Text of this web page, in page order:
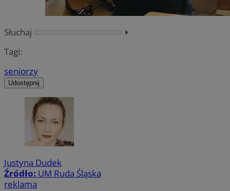
Słuchaj
⏵︎
Tagi:
seniorzy
Udostępnij
Justyna Dudek
Źródło: UM Ruda Śląska
reklama